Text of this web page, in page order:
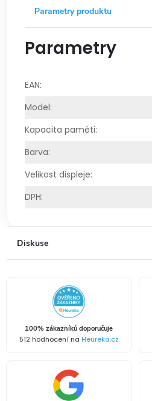
Parametry produktu
Parametry
EAN:
Model:
Kapacita paměti:
Barva:
Velikost displeje:
DPH:
Diskuse
100% zákazníků doporučuje
512 hodnocení na Heureka.cz